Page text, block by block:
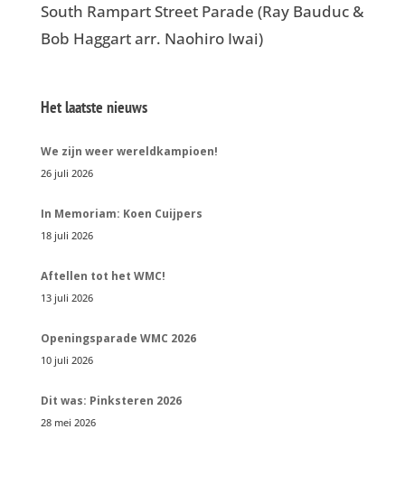
South Rampart Street Parade (Ray Bauduc &
Bob Haggart arr. Naohiro Iwai)
Het laatste nieuws
We zijn weer wereldkampioen!
26 juli 2026
In Memoriam: Koen Cuijpers
18 juli 2026
Aftellen tot het WMC!
13 juli 2026
Openingsparade WMC 2026
10 juli 2026
Dit was: Pinksteren 2026
28 mei 2026